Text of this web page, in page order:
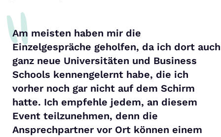
Am meisten haben mir die
Einzelgespräche geholfen, da ich dort auch
ganz neue Universitäten und Business
Schools kennengelernt habe, die ich
vorher noch gar nicht auf dem Schirm
hatte. Ich empfehle jedem, an diesem
Event teilzunehmen, denn die
Ansprechpartner vor Ort können einem